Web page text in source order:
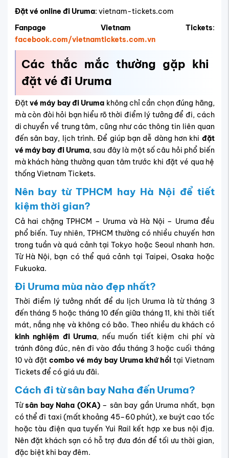
Đặt vé online đi Uruma: vietnam-tickets.com
Fanpage Vietnam Tickets:
facebook.com/vietnamtickets.com.vn
Các thắc mắc thường gặp khi
đặt vé đi Uruma
Đặtvé máy bay đi Uruma không chỉ cần chọn đúng hãng,
mà còn đòi hỏi bạn hiểu rõ thời điểm lý tưởng để đi, cách
di chuyển về trung tâm, cũng như các thông tin liên quan
đến sân bay, lịch trình. Để giúp bạn dễ dàng hơn khi đặt
vé máy bay đi Uruma, sau đây là một số câu hỏi phổ biến
mà khách hàng thường quan tâm trước khi đặt vé qua hệ
thống Vietnam Tickets.
Nên bay từ TPHCM hay Hà Nội để tiết
kiệm thời gian?
Cả hai chặng TPHCM – Uruma và Hà Nội – Uruma đều
phổ biến. Tuy nhiên, TPHCM thường có nhiều chuyến hơn
trong tuần và quá cảnh tại Tokyo hoặc Seoul nhanh hơn.
Từ Hà Nội, bạn có thể quá cảnh tại Taipei, Osaka hoặc
Fukuoka.
Đi Uruma mùa nào đẹp nhất?
Thời điểm lý tưởng nhất để du lịch Uruma là từ tháng 3
đến tháng 5 hoặc tháng 10 đến giữa tháng 11, khi thời tiết
mát, nắng nhẹ và không có bão. Theo nhiều du khách có
kinh nghiệm đi Uruma, nếu muốn tiết kiệm chi phí và
tránh đông đúc, nên đi vào đầu tháng 3 hoặc cuối tháng
10 và đặt combo vé máy bay Uruma khứ hồitại Vietnam
Tickets để có giá ưu đãi.
Cách đi từ sân bay Naha đến Uruma?
Từsân bay Naha (OKA)– sân bay gần Uruma nhất, bạn
có thể đi taxi (mất khoảng 45–60 phút), xe buýt cao tốc
hoặc tàu điện qua tuyến Yui Rail kết hợp xe bus nội địa.
Nên đặt khách sạn có hỗ trợ đưa đón để tối ưu thời gian,
đặc biệt khi bay đêm.